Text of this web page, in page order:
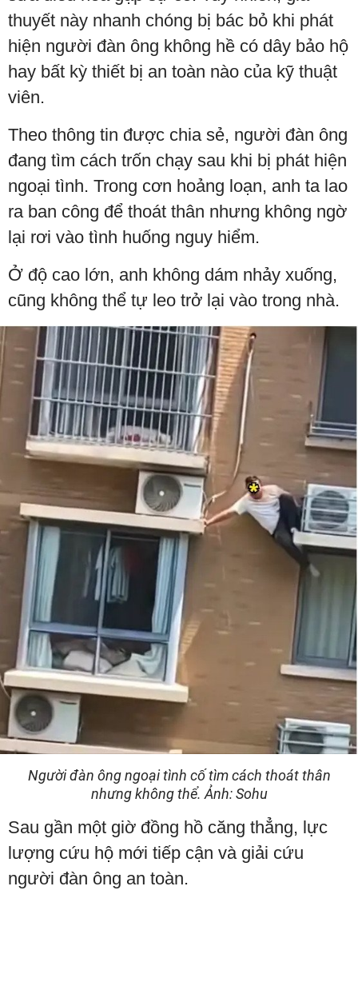
thuyết này nhanh chóng bị bác bỏ khi phát
hiện người đàn ông không hề có dây bảo hộ
hay bất kỳ thiết bị an toàn nào của kỹ thuật
viên.
Theo thông tin được chia sẻ, người đàn ông
đang tìm cách trốn chạy sau khi bị phát hiện
ngoại tình. Trong cơn hoảng loạn, anh ta lao
ra ban công để thoát thân nhưng không ngờ
lại rơi vào tình huống nguy hiểm.
Ở độ cao lớn, anh không dám nhảy xuống,
cũng không thể tự leo trở lại vào trong nhà.
Người đàn ông ngoại tình cố tìm cách thoát thân
nhưng không thể. Ảnh: Sohu
Sau gần một giờ đồng hồ căng thẳng, lực
lượng cứu hộ mới tiếp cận và giải cứu
người đàn ông an toàn.